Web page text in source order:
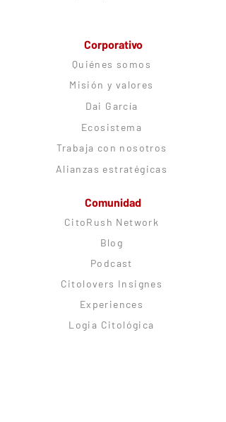
Corporativo
Quiénes somos
Misión y valores
Dai García
Ecosistema
Trabaja con nosotros
Alianzas estratégicas
Comunidad
CitoRush Network
Blog
Podcast
Citolovers Insignes
Experiences
Logia Citológica